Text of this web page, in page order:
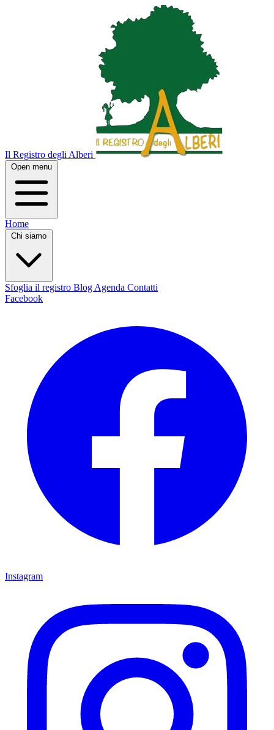
Il Registro degli Alberi
Open menu
Home
Chi siamo
Sfoglia il registro Blog Agenda Contatti
Facebook
Instagram